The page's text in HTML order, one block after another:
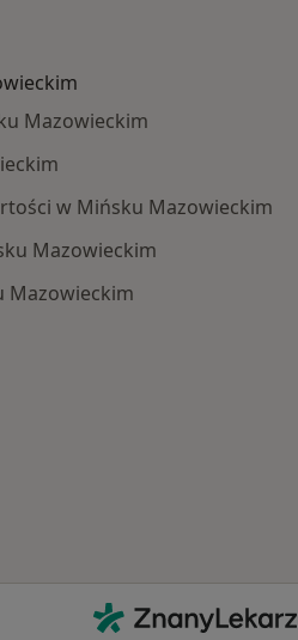
Mazowieckim
w Mińsku Mazowieckim
Mazowieckim
Mazowieckim
Kontakt
ZnanyLekarz - Strona główna